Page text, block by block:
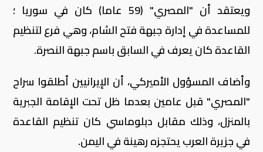
ويعتقد أن "المصري" (59 عاما) كان في سوريا ؛
للمساعدة في إدارة جبهة فتح الشام، وهي فرع لتنظيم
القاعدة كان يعرف في السابق باسم جبهة النصرة.
وأضاف المسؤول الأميركي، أن الإيرانيين أطلقوا سراح
"المصري" قبل عامين بعدما ظل تحت الإقامة الجبرية
بالمنزل، وذلك مقابل دبلوماسي كان تنظيم القاعدة
في جزيرة العرب يحتجزه رهينة في اليمن.